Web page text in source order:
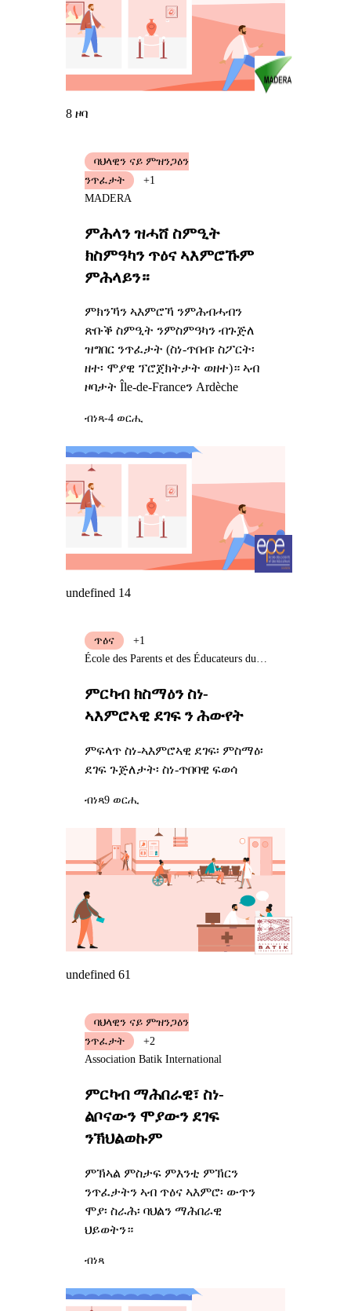
8 ዞባ
ምሕላን ዝሓሸ ስምዒት
ክስምዓካን ጥዕና ኣእምሮኹም
ምሕላይን።
ምክንኻን ኣእምሮኻ ንምሕብሓብን
ጽቡቕ ስምዒት ንምስምዓካን ብጉጅለ
ዝግበር ንጥፈታት (ስነ-ጥበብ፡ ስፖርት፡
ዘተ፡ ሞያዊ ፕሮጀክትታት ወዘተ)። ኣብ
ዞባታት Île-de-Franceን Ardèche
ባህላዊን ናይ ምዝንጋዕን
ንጥፈታት
+1
MADERA
ብነጻ-4 ወርሒ
undefined 14
ምርካብ ክስማዕን ስነ-
ኣእምሮኣዊ ደገፍ ን ሕውየት
ምፍላጥ ስነ-ኣእምሮኣዊ ደገፍ፡ ምስማዕ፡
ደገፍ ጉጅለታት፡ ስነ-ጥበባዊ ፍወሳ
ጥዕና
+1
École des Parents et des Éducateurs du Calvados
ብነጻ9 ወርሒ
undefined 61
ምርካብ ማሕበራዊ፣ ስነ-
ልቦናውን ሞያውን ደገፍ
ንኽህልወኩም
ምኽኣል ምስታፍ ምእንቲ ምኽርን
ንጥፈታትን ኣብ ጥዕና ኣእምሮ፡ ውጥን
ሞያ፡ ስራሕ፡ ባህልን ማሕበራዊ
ህይወትን።
ባህላዊን ናይ ምዝንጋዕን
ንጥፈታት
+2
Association Batik International
ብነጻ